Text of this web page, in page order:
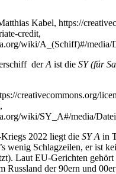
Kabel, https://
credit,
wiki/A_(Schiff)#/media/
derA ist die SY (für
creativecommons.org/
wiki/SY_A#/media/
2022 liegt die SY A in
wenig Schlagzeilen, er ist
Laut EU-Gerichten
Russland der 90ern und